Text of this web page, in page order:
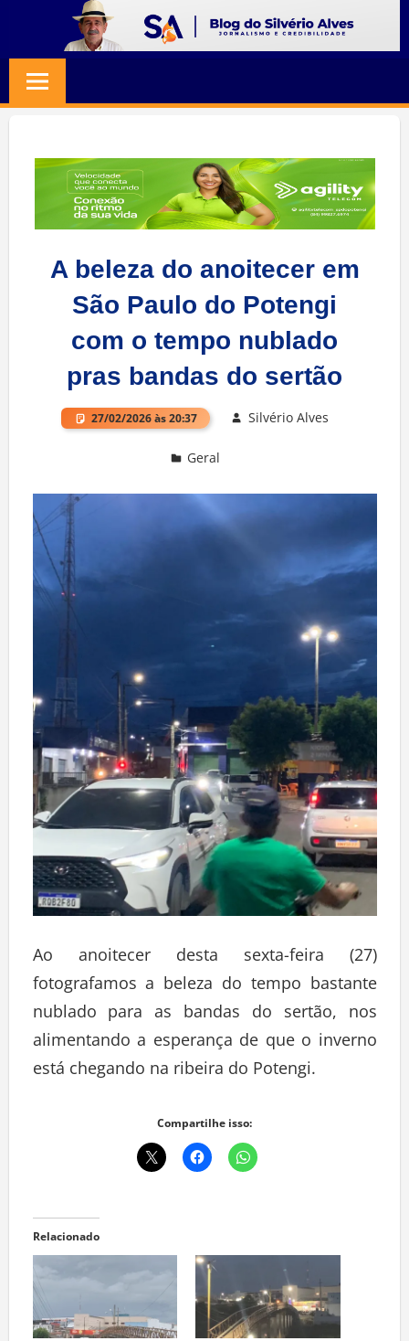
content
SILVERIO
ALVES
Jornalismo
Credibilidade
A beleza do anoitecer em
São Paulo do Potengi
com o tempo nublado
pras bandas do sertão
27/02/2026 às 20:37 Silvério Alves
Geral
Ao anoitecer desta sexta-feira (27)
fotografamos a beleza do tempo bastante
nublado para as bandas do sertão, nos
alimentando a esperança de que o inverno
está chegando na ribeira do Potengi.
Compartilhe isso:
Relacionado